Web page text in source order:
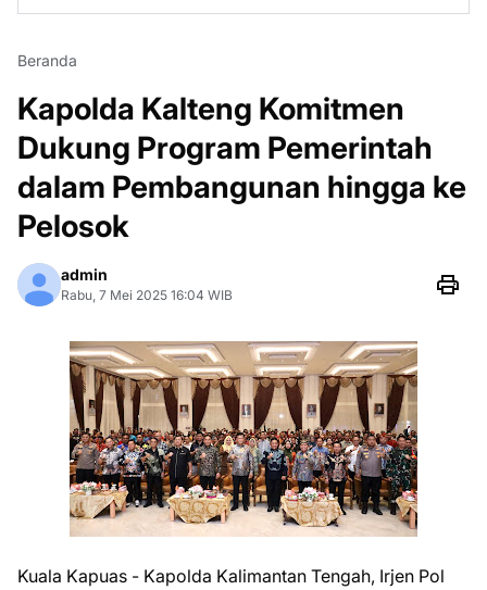
Beranda
Kapolda Kalteng Komitmen
Dukung Program Pemerintah
dalam Pembangunan hingga ke
Pelosok
admin
Rabu, 7 Mei 2025 16:04 WIB
Kuala Kapuas - Kapolda Kalimantan Tengah, Irjen Pol